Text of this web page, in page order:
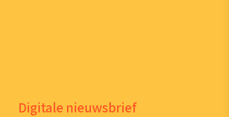
Digitale nieuwsbrief